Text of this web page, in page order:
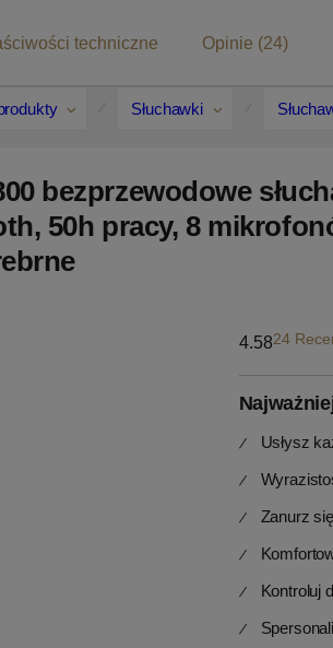
Oficjalny sklep
Słuchawki
bezprzewodowe
50h pracy, 8
4.5824
Usłysz
Zanurz
Kontroluj
techniczne Opinie (24)